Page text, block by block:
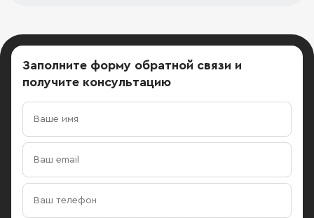
Заполните форму обратной связи и
получите консультацию